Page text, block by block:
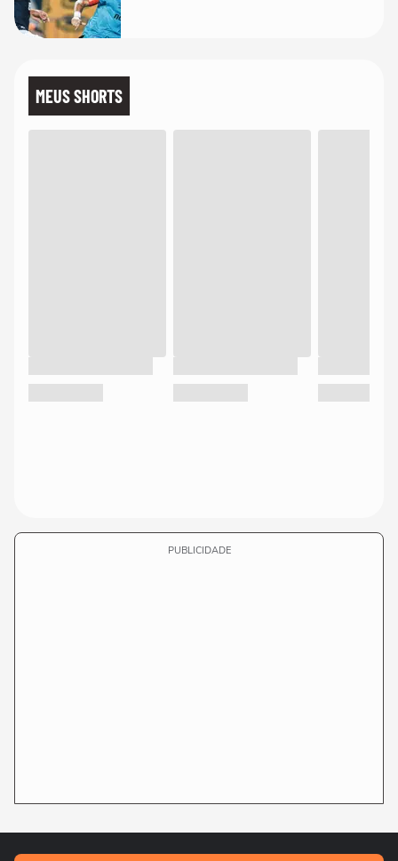
MEUS SHORTS
PUBLICIDADE